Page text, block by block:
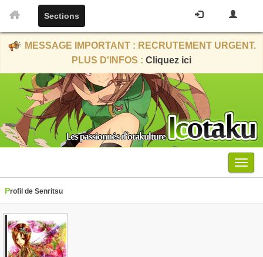
Sections
MESSAGE IMPORTANT : RECRUTEMENT URGENT.
PLUS D'INFOS : Cliquez ici
Menu
Profil de Senritsu